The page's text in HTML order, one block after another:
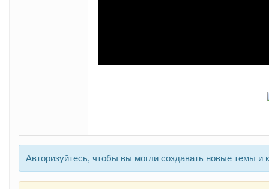
Авторизуйтесь, чтобы вы могли создавать новые темы и